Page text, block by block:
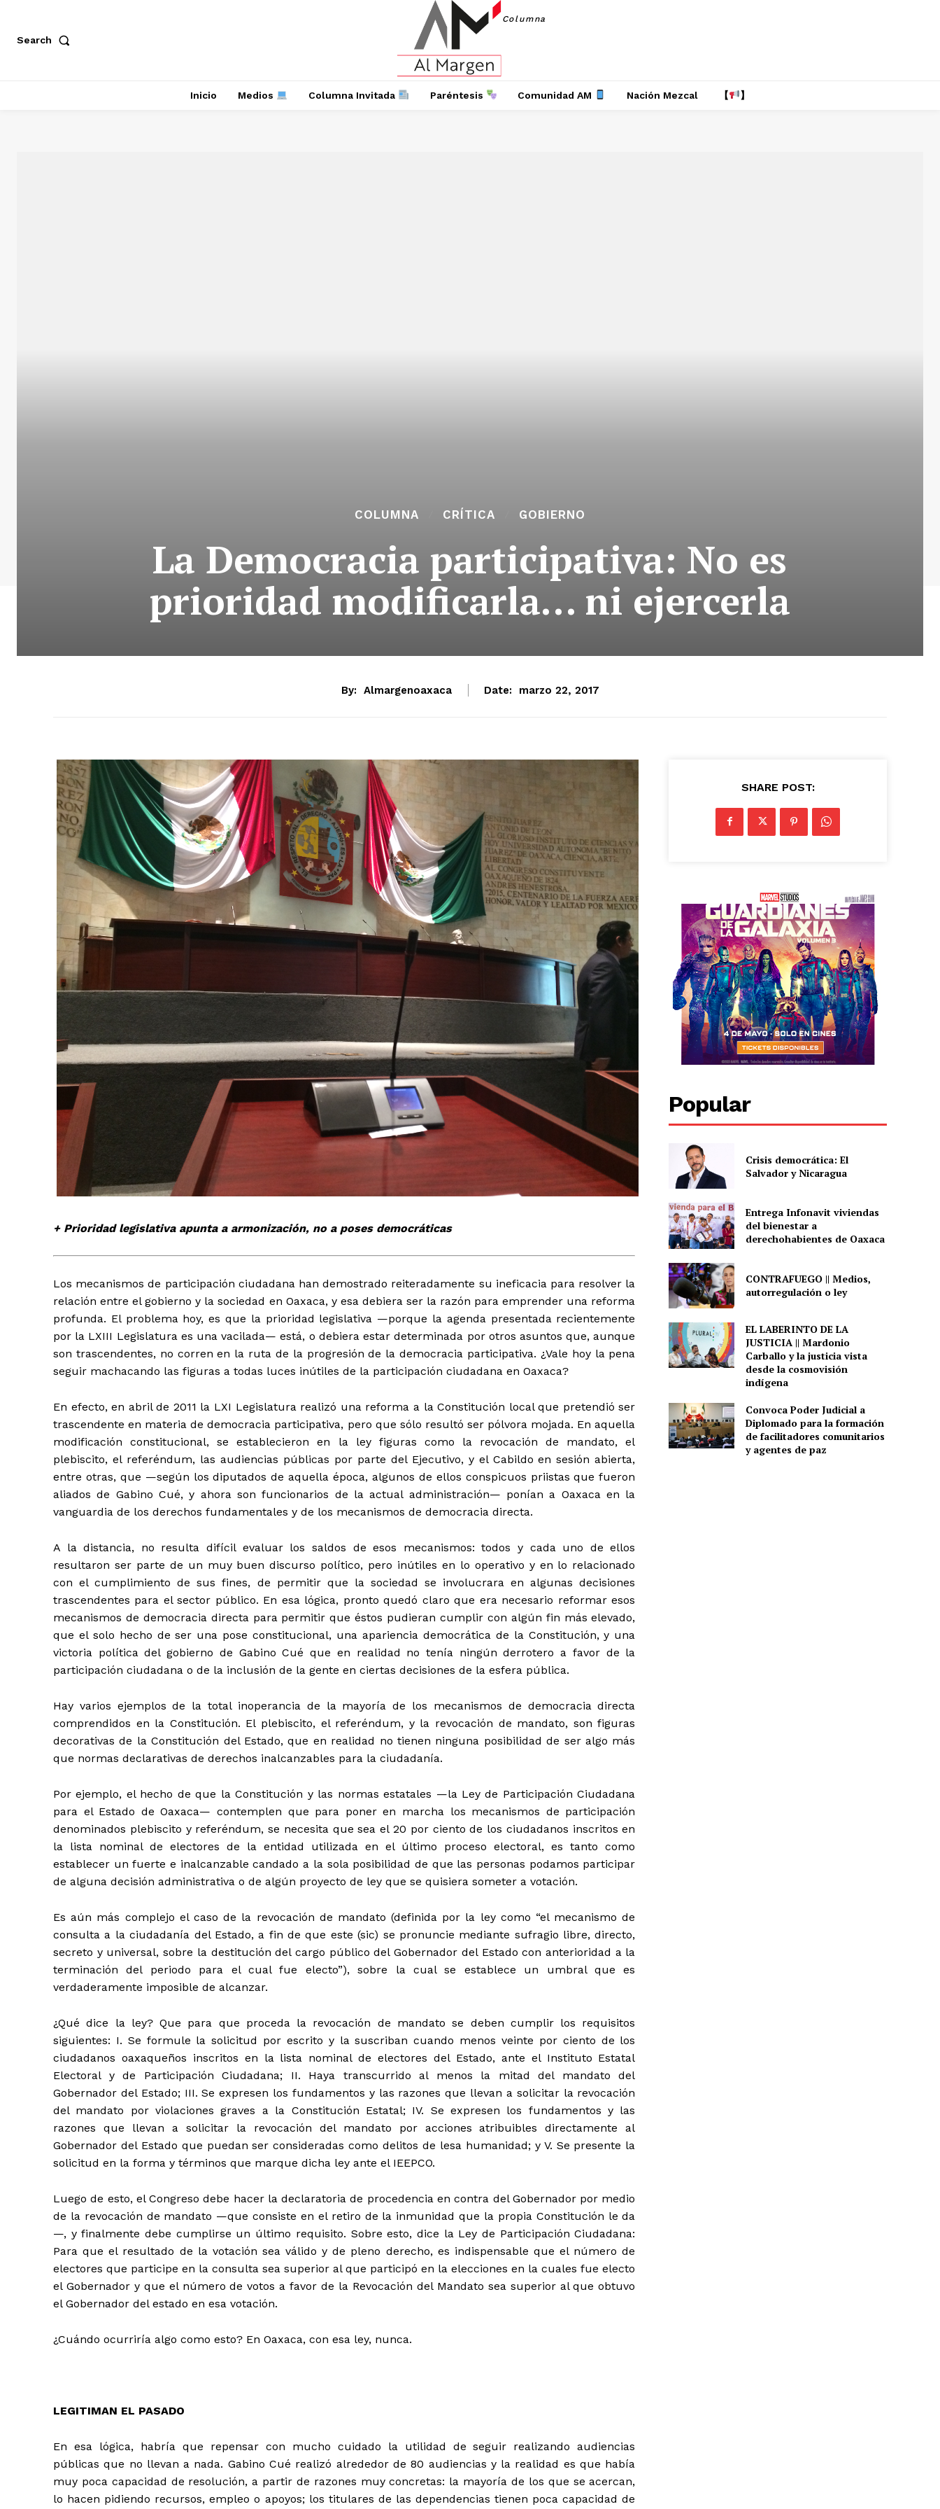
+ Todas las formas de lucha, potencialmente enlazadas
Search
Columna
Inicio Medios Columna Invitada Paréntesis Comunidad AM Nación Mezcal 【 】
COLUMNA CRÍTICA GOBIERNO
La Democracia participativa: No es
prioridad modificarla… ni ejercerla
By: Almargenoaxaca Date: marzo 22, 2017
+ Prioridad legislativa apunta a armonización, no a poses democráticas
Los mecanismos de participación ciudadana han demostrado reiteradamente su ineficacia para resolver la
relación entre el gobierno y la sociedad en Oaxaca, y esa debiera ser la razón para emprender una reforma
profunda. El problema hoy, es que la prioridad legislativa —porque la agenda presentada recientemente
por la LXIII Legislatura es una vacilada— está, o debiera estar determinada por otros asuntos que, aunque
son trascendentes, no corren en la ruta de la progresión de la democracia participativa. ¿Vale hoy la pena
seguir machacando las figuras a todas luces inútiles de la participación ciudadana en Oaxaca?
En efecto, en abril de 2011 la LXI Legislatura realizó una reforma a la Constitución local que pretendió ser
trascendente en materia de democracia participativa, pero que sólo resultó ser pólvora mojada. En aquella
modificación constitucional, se establecieron en la ley figuras como la revocación de mandato, el
plebiscito, el referéndum, las audiencias públicas por parte del Ejecutivo, y el Cabildo en sesión abierta,
entre otras, que —según los diputados de aquella época, algunos de ellos conspicuos priistas que fueron
aliados de Gabino Cué, y ahora son funcionarios de la actual administración— ponían a Oaxaca en la
vanguardia de los derechos fundamentales y de los mecanismos de democracia directa.
A la distancia, no resulta difícil evaluar los saldos de esos mecanismos: todos y cada uno de ellos
resultaron ser parte de un muy buen discurso político, pero inútiles en lo operativo y en lo relacionado
con el cumplimiento de sus fines, de permitir que la sociedad se involucrara en algunas decisiones
trascendentes para el sector público. En esa lógica, pronto quedó claro que era necesario reformar esos
mecanismos de democracia directa para permitir que éstos pudieran cumplir con algún fin más elevado,
que el solo hecho de ser una pose constitucional, una apariencia democrática de la Constitución, y una
victoria política del gobierno de Gabino Cué que en realidad no tenía ningún derrotero a favor de la
participación ciudadana o de la inclusión de la gente en ciertas decisiones de la esfera pública.
Hay varios ejemplos de la total inoperancia de la mayoría de los mecanismos de democracia directa
comprendidos en la Constitución. El plebiscito, el referéndum, y la revocación de mandato, son figuras
decorativas de la Constitución del Estado, que en realidad no tienen ninguna posibilidad de ser algo más
que normas declarativas de derechos inalcanzables para la ciudadanía.
Por ejemplo, el hecho de que la Constitución y las normas estatales —la Ley de Participación Ciudadana
para el Estado de Oaxaca— contemplen que para poner en marcha los mecanismos de participación
denominados plebiscito y referéndum, se necesita que sea el 20 por ciento de los ciudadanos inscritos en
la lista nominal de electores de la entidad utilizada en el último proceso electoral, es tanto como
establecer un fuerte e inalcanzable candado a la sola posibilidad de que las personas podamos participar
de alguna decisión administrativa o de algún proyecto de ley que se quisiera someter a votación.
Es aún más complejo el caso de la revocación de mandato (definida por la ley como “el mecanismo de
consulta a la ciudadanía del Estado, a fin de que este (sic) se pronuncie mediante sufragio libre, directo,
secreto y universal, sobre la destitución del cargo público del Gobernador del Estado con anterioridad a la
terminación del periodo para el cual fue electo”), sobre la cual se establece un umbral que es
verdaderamente imposible de alcanzar.
¿Qué dice la ley? Que para que proceda la revocación de mandato se deben cumplir los requisitos
siguientes: I. Se formule la solicitud por escrito y la suscriban cuando menos veinte por ciento de los
ciudadanos oaxaqueños inscritos en la lista nominal de electores del Estado, ante el Instituto Estatal
Electoral y de Participación Ciudadana; II. Haya transcurrido al menos la mitad del mandato del
Gobernador del Estado; III. Se expresen los fundamentos y las razones que llevan a solicitar la revocación
del mandato por violaciones graves a la Constitución Estatal; IV. Se expresen los fundamentos y las
razones que llevan a solicitar la revocación del mandato por acciones atribuibles directamente al
Gobernador del Estado que puedan ser consideradas como delitos de lesa humanidad; y V. Se presente la
solicitud en la forma y términos que marque dicha ley ante el IEEPCO.
Luego de esto, el Congreso debe hacer la declaratoria de procedencia en contra del Gobernador por medio
de la revocación de mandato —que consiste en el retiro de la inmunidad que la propia Constitución le da
—, y finalmente debe cumplirse un último requisito. Sobre esto, dice la Ley de Participación Ciudadana:
Para que el resultado de la votación sea válido y de pleno derecho, es indispensable que el número de
electores que participe en la consulta sea superior al que participó en la elecciones en la cuales fue electo
el Gobernador y que el número de votos a favor de la Revocación del Mandato sea superior al que obtuvo
el Gobernador del estado en esa votación.
¿Cuándo ocurriría algo como esto? En Oaxaca, con esa ley, nunca.
LEGITIMAN EL PASADO
En esa lógica, habría que repensar con mucho cuidado la utilidad de seguir realizando audiencias
públicas que no llevan a nada. Gabino Cué realizó alrededor de 80 audiencias y la realidad es que había
muy poca capacidad de resolución, a partir de razones muy concretas: la mayoría de los que se acercan,
lo hacen pidiendo recursos, empleo o apoyos; los titulares de las dependencias tienen poca capacidad de
SHARE POST:
Popular
Crisis democrática: El
Salvador y Nicaragua
Entrega Infonavit viviendas
del bienestar a
derechohabientes de Oaxaca
CONTRAFUEGO || Medios,
autorregulación o ley
EL LABERINTO DE LA
JUSTICIA || Mardonio
Carballo y la justicia vista
desde la cosmovisión
indígena
Convoca Poder Judicial a
Diplomado para la formación
de facilitadores comunitarios
y agentes de paz